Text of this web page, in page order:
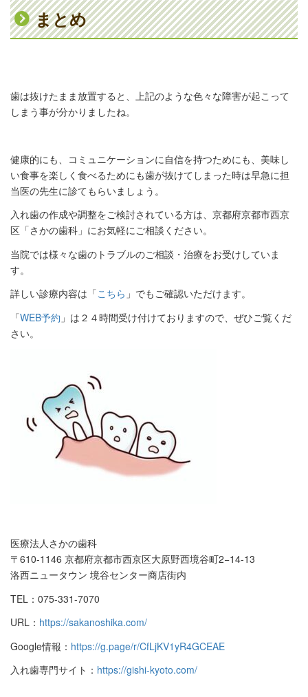
まとめ
歯は抜けたまま放置すると、上記のような色々な障害が起こって
しまう事が分かりましたね。
健康的にも、コミュニケーションに自信を持つためにも、美味し
い食事を楽しく食べるためにも歯が抜けてしまった時は早急に担
当医の先生に診てもらいましょう。
入れ歯の作成や調整をご検討されている方は、京都府京都市西京
区「さかの歯科」にお気軽にご相談ください。
当院では様々な歯のトラブルのご相談・治療をお受けしていま
す。
詳しい診療内容は「こちら 」でもご確認いただけます。
「WEB予約 」は２４時間受け付けておりますので、ぜひご覧くだ
さい。
医療法人さかの歯科
〒610-1146 京都府京都市西京区大原野西境谷町2−14-13
洛西ニュータウン 境谷センター商店街内
TEL：075-331-7070
URL： https://sakanoshika.com/
Google情報： https://g.page/r/CfLjKV1yR4GCEAE
入れ歯専門サイト： https://gishi-kyoto.com/